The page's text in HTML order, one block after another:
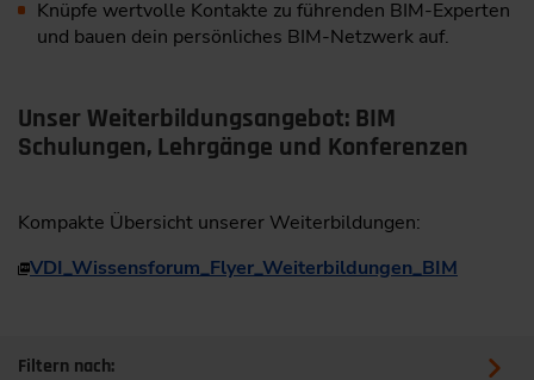
Knüpfe wertvolle Kontakte zu führenden BIM-Experten
und bauen dein persönliches BIM-Netzwerk auf.
Unser Weiterbildungsangebot: BIM
Schulungen, Lehrgänge und Konferenzen
Kompakte Übersicht unserer Weiterbildungen:
VDI_Wissensforum_Flyer_Weiterbildungen_BIM
Filtern nach: